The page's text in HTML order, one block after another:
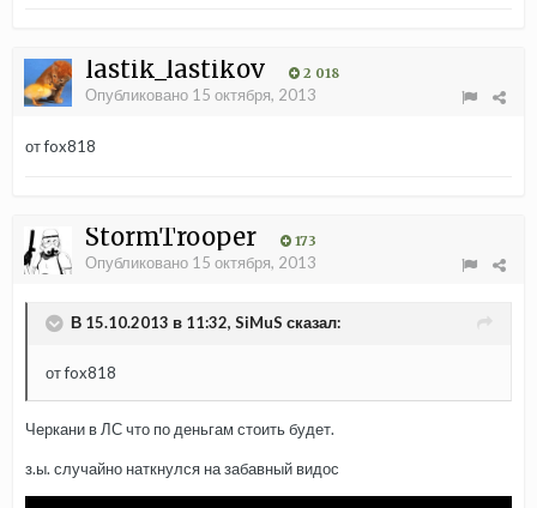
lastik_lastikov 2 018
Опубликовано 15 октября, 2013
от fox818
StormTrooper 173
Опубликовано 15 октября, 2013
В 15.10.2013 в 11:32, SiMuS сказал:
от fox818
Черкани в ЛС что по деньгам стоить будет.
з.ы. случайно наткнулся на забавный видос